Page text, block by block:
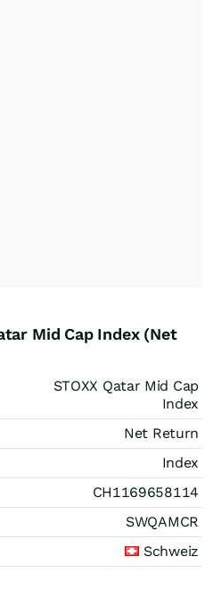
Mid Cap Index (Net
STOXX Qatar Mid Cap
Index
Net Return
Index
CH1169658114
SWQAMCR
Schweiz